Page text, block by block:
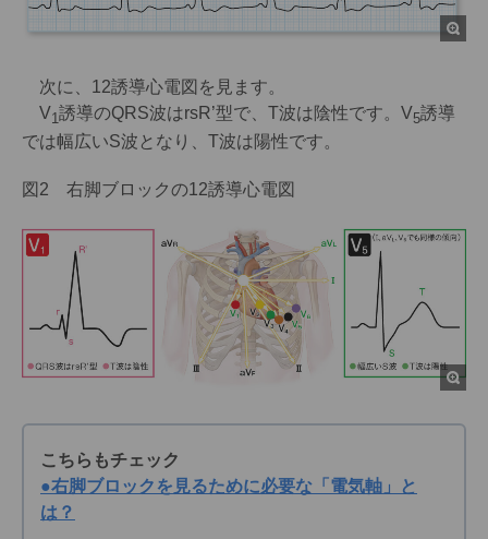
次に、12誘導心電図を見ます。
V1誘導のQRS波はrsR’型で、T波は陰性です。V5誘導
では幅広いS波となり、T波は陽性です。
図2 右脚ブロックの12誘導心電図
こちらもチェック
●右脚ブロックを見るために必要な「電気軸」と
は？